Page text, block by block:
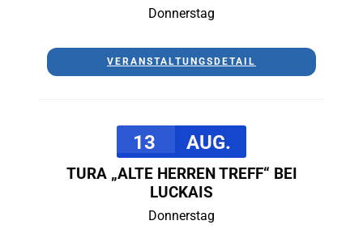
Donnerstag
VERANSTALTUNGSDETAIL
13 AUG.
TURA „ALTE HERREN TREFF“ BEI
LUCKAIS
Donnerstag